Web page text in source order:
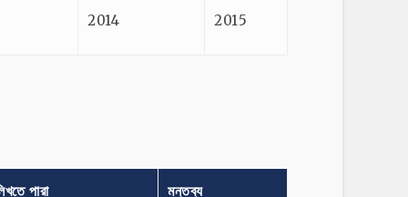
2014 2015
পারা মন্তব্য